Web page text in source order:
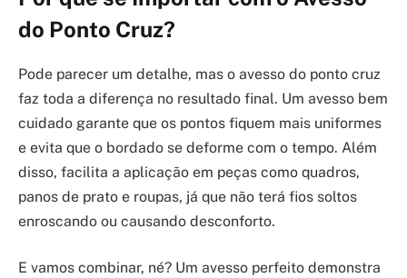
do Ponto Cruz?
Pode parecer um detalhe, mas o avesso do ponto cruz
faz toda a diferença no resultado final. Um avesso bem
cuidado garante que os pontos fiquem mais uniformes
e evita que o bordado se deforme com o tempo. Além
disso, facilita a aplicação em peças como quadros,
panos de prato e roupas, já que não terá fios soltos
enroscando ou causando desconforto.
E vamos combinar, né? Um avesso perfeito demonstra